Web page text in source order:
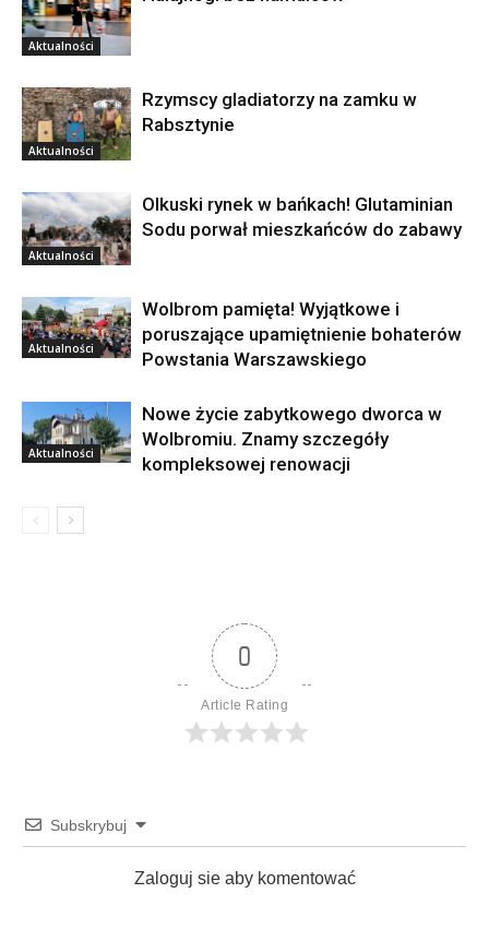
Aktualności
Aktualności
Rzymscy gladiatorzy na zamku w
Rabsztynie
Aktualności
Olkuski rynek w bańkach! Glutaminian
Sodu porwał mieszkańców do zabawy
Aktualności
Wolbrom pamięta! Wyjątkowe i
poruszające upamiętnienie bohaterów
Powstania Warszawskiego
Aktualności
Nowe życie zabytkowego dworca w
Wolbromiu. Znamy szczegóły
kompleksowej renowacji
0
Article Rating
Subskrybuj
Zaloguj sie aby komentować